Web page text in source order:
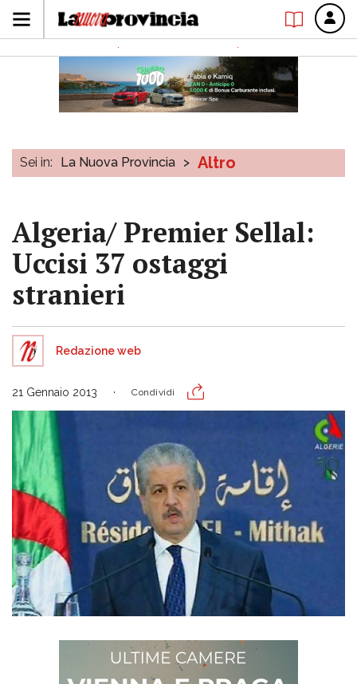
Sei in: La Nuova Provincia > Altro
Algeria/ Premier Sellal:
Uccisi 37 ostaggi
stranieri
Redazione web
21 Gennaio 2013 Condividi